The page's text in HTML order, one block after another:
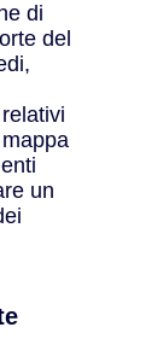
di
del
un